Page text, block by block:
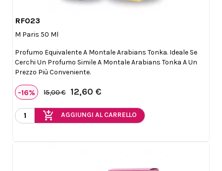
RF023
M Paris 50 Ml
Profumo Equivalente A Montale Arabians Tonka. Ideale Se
Cerchi Un Profumo Simile A Montale Arabians Tonka A Un
Prezzo Più Conveniente.
-16% 15,00 € 12,60 €
add_shopping_cart AGGIUNGI AL CARRELLO